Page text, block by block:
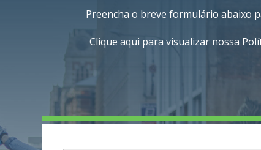
Preencha o breve formulário abaixo
Clique aqui para visualizar nossa